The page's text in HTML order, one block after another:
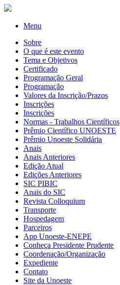
Menu
Sobre
O que é este evento
Tema e Objetivos
Certificado
Programação Geral
Programação
Valores da Inscrição/Prazos
Inscrições
Inscrições
Normas - Trabalhos Científicos
Prêmio Científico UNOESTE
Prêmio Unoeste Solidária
Anais
Anais Anteriores
Edição Atual
Edições Anteriores
SIC PIBIC
Anais do SIC
Revista Colloquium
Transporte
Hospedagem
Parceiros
App Unoeste-ENEPE
Conheça Presidente Prudente
Coordenação/Organização
Expediente
Contato
Site da Unoeste